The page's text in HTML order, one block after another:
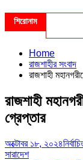
শিরোনাম
Home
রাজশাহীর সংবাদ
রাজশাহী
রাজশাহী
গ্রেপ্তার
অক্টোবর ১৮, ২০২৪
সারাদেশ